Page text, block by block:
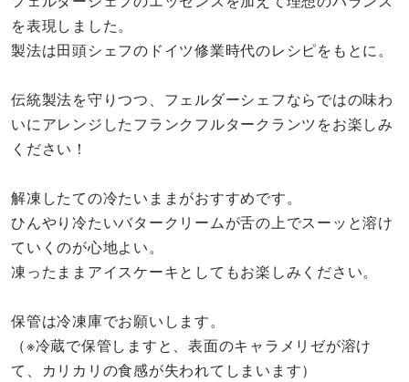
を表現しました。
製法は田頭シェフのドイツ修業時代のレシピをもとに。
伝統製法を守りつつ、フェルダーシェフならではの味わ
いにアレンジしたフランクフルタークランツをお楽しみ
ください！
解凍したての冷たいままがおすすめです。
ひんやり冷たいバタークリームが舌の上でスーッと溶け
ていくのが心地よい。
凍ったままアイスケーキとしてもお楽しみください。
保管は冷凍庫でお願いします。
（※冷蔵で保管しますと、表面のキャラメリゼが溶け
て、カリカリの食感が失われてしまいます）